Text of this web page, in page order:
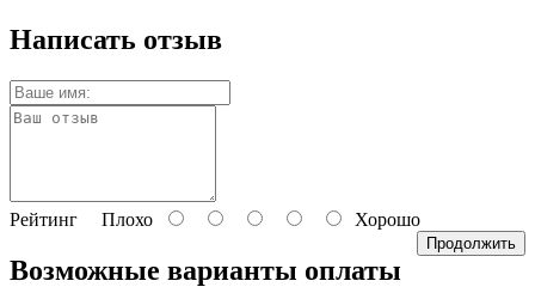
Написать отзыв
Рейтинг Плохо Хорошо
Продолжить
Возможные варианты оплаты